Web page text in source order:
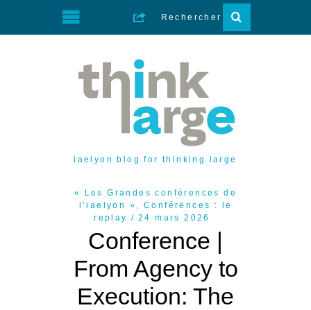
iaelyon blog for thinking large
« Les Grandes conférences de
l’iaelyon » , Conférences : le
replay
24 mars 2026
Conference |
From Agency to
Execution: The